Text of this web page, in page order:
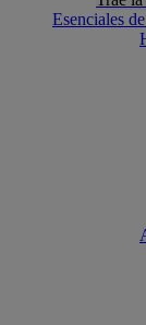
Esenciales